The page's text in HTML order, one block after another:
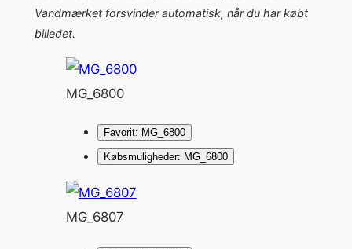
Vandmærket forsvinder automatisk, når du har købt
billedet.
MG_6800
Favorit: MG_6800
Købsmuligheder: MG_6800
MG_6807